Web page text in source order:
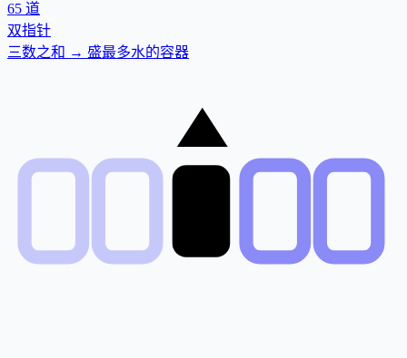
65 道
双指针
三数之和 → 盛最多水的容器